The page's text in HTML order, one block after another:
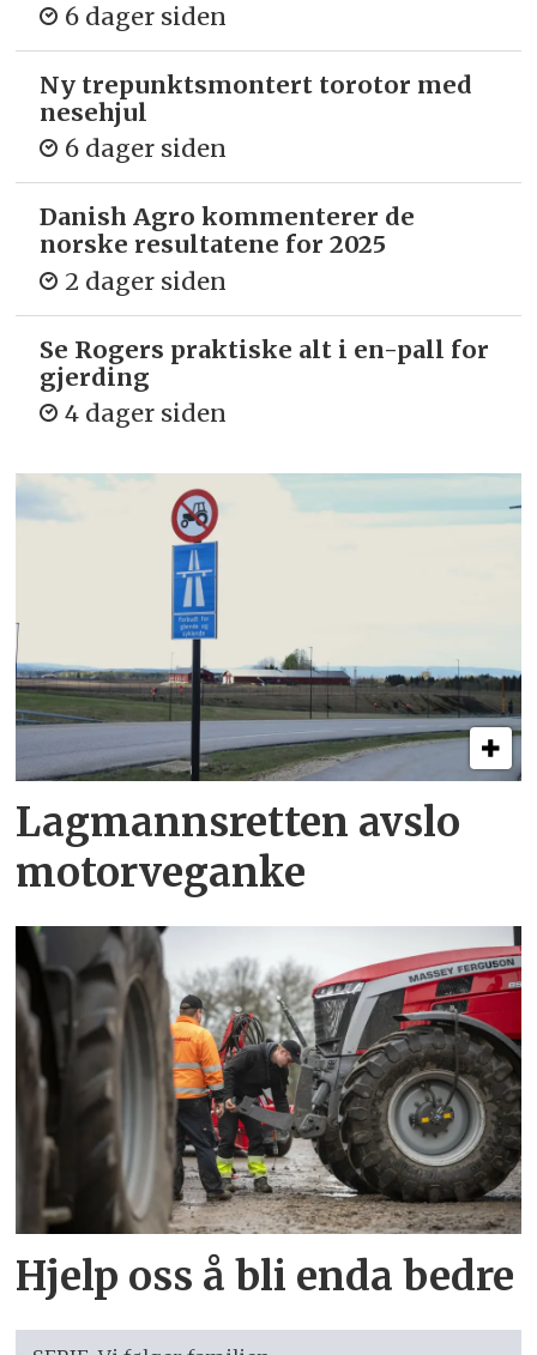
6 dager siden
Ny trepunkts­montert torotor med
nesehjul
6 dager siden
Danish Agro kommenterer de
norske resultatene for 2025
2 dager siden
Se Rogers praktiske alt i en-pall for
gjerding
4 dager siden
Lagmannsretten avslo
motorveganke
Hjelp oss å bli enda bedre